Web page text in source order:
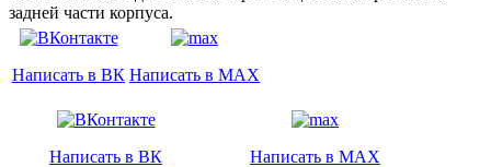
задней части корпуса.
Написать в ВК Написать в MAX
Написать в ВК Написать в MAX